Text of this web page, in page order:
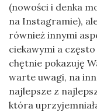
(nowości i denka
na Instagramie),
również innymi
ciekawymi a
chętnie pokazuję
warte uwagi, na
najlepsze z
która